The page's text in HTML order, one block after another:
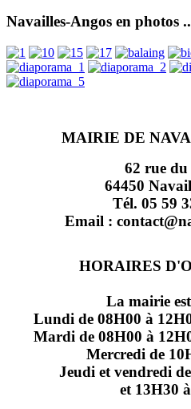
Navailles-Angos en photos
MAIRIE DE
62 rue
64450
Tél. 05 59
Email :
HORAIRES
La mairie
Lundi de 08H00 à
Mardi de 08H00 à
Mercredi de
Jeudi et vendredi
et 13H30